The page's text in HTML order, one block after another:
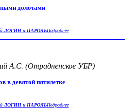
долотами
ЛОГИН и ПАРОЛЬПодробнее
А.С. (Отрадненское УБР)
в девятой пятилетке
ЛОГИН и ПАРОЛЬПодробнее